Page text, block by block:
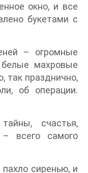
окно, и все
букетами с
– огромные
махровые
так празднично,
об операции.
счастья,
всего самого
сиренью, и